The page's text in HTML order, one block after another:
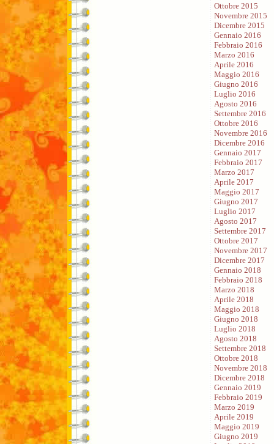
Ottobre 2015
Novembre 2015
Dicembre 2015
Gennaio 2016
Febbraio 2016
Marzo 2016
Aprile 2016
Maggio 2016
Giugno 2016
Luglio 2016
Agosto 2016
Settembre 2016
Ottobre 2016
Novembre 2016
Dicembre 2016
Gennaio 2017
Febbraio 2017
Marzo 2017
Aprile 2017
Maggio 2017
Giugno 2017
Luglio 2017
Agosto 2017
Settembre 2017
Ottobre 2017
Novembre 2017
Dicembre 2017
Gennaio 2018
Febbraio 2018
Marzo 2018
Aprile 2018
Maggio 2018
Giugno 2018
Luglio 2018
Agosto 2018
Settembre 2018
Ottobre 2018
Novembre 2018
Dicembre 2018
Gennaio 2019
Febbraio 2019
Marzo 2019
Aprile 2019
Maggio 2019
Giugno 2019